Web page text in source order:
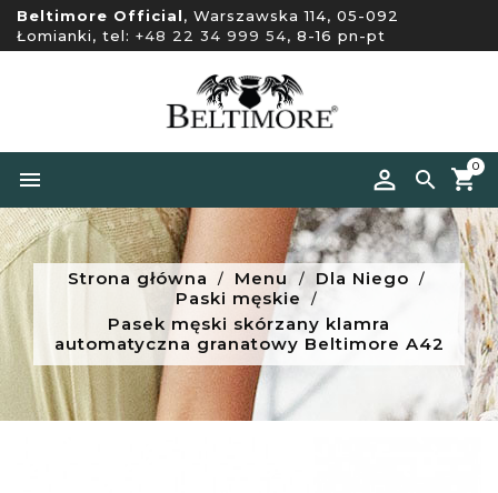
Beltimore Official, Warszawska 114, 05-092
Łomianki, tel: +48 22 34 999 54, 8-16 pn-pt


0
Strona główna Menu
Dla Niego
Paski męskie
Pasek męski skórzany klamra
automatyczna granatowy Beltimore A42